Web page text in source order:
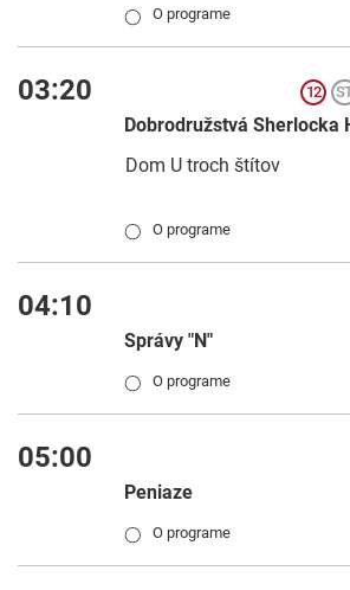
◯ O programe
03:20
Dobrodružstvá Sherlocka
Dom U troch štítov
◯ O programe
04:10
Správy "N"
◯ O programe
05:00
Peniaze
◯ O programe